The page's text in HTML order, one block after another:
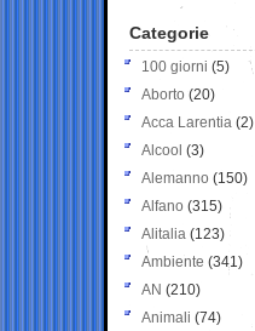
Categorie
100 giorni (5)
Aborto (20)
Acca Larentia (2)
Alcool (3)
Alemanno (150)
Alfano (315)
Alitalia (123)
Ambiente (341)
AN (210)
Animali (74)